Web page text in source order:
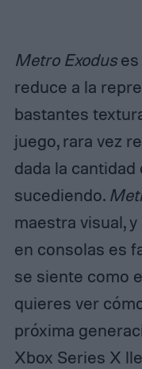
Metro Exoduses
reduce a la
bastantes
juego, rara vez
dada la
sucediendo.
maestra visual,
en consolas es
se siente como
quieres ver
próxima
Xbox Series X